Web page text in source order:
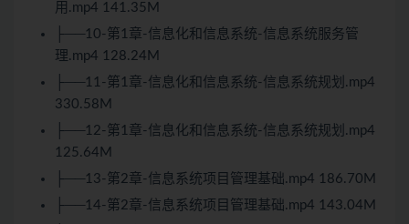
用.mp4 141.35M
├──10-第1章-信息化和信息系统-信息系统服务管
理.mp4 128.24M
├──11-第1章-信息化和信息系统-信息系统规划.mp4
330.58M
├──12-第1章-信息化和信息系统-信息系统规划.mp4
125.64M
├──13-第2章-信息系统项目管理基础.mp4 186.70M
├──14-第2章-信息系统项目管理基础.mp4 143.04M